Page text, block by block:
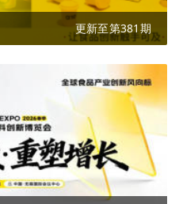
更新至第381期